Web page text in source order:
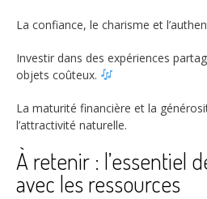
La confiance, le charisme et
Investir dans des expériences
objets coûteux.
La maturité financière et la
l’attractivité naturelle.
À retenir : l’essentiel
avec les ressources